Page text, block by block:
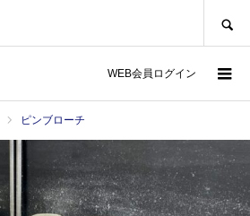
WEB会員ログイン
ピンブローチ